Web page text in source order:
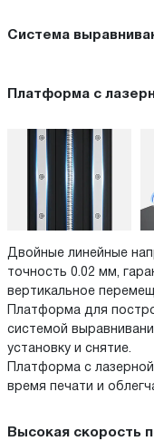
Cистема
Платформа с
Двойные линейные
точность 0.02 мм,
вертикальное
Платформа для
системой
установку и снятие.
Платформа с
время печати и
Высокая скорость